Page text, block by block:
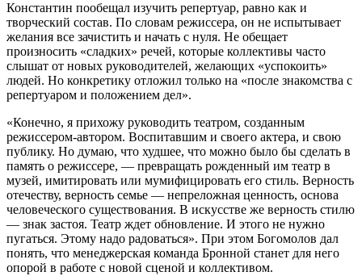
Константин пообещал изучить репертуар, равно как и
творческий состав. По словам режиссера, он не испытывает
желания все зачистить и начать с нуля. Не обещает
произносить «сладких» речей, которые коллективы часто
слышат от новых руководителей, желающих «успокоить»
людей. Но конкретику отложил только на «после знакомства с
репертуаром и положением дел».
«Конечно, я прихожу руководить театром, созданным
режиссером-автором. Воспитавшим и своего актера, и свою
публику. Но думаю, что худшее, что можно было бы сделать в
память о режиссере, — превращать рожденный им театр в
музей, имитировать или мумифицировать его стиль. Верность
отечеству, верность семье — непреложная ценность, основа
человеческого существования. В искусстве же верность стилю
— знак застоя. Театр ждет обновление. И этого не нужно
пугаться. Этому надо радоваться». При этом Богомолов дал
понять, что менеджерская команда Бронной станет для него
опорой в работе с новой сценой и коллективом.